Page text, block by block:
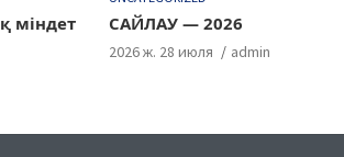
міндет САЙЛАУ — 2026
2026 ж. 28 июля admin